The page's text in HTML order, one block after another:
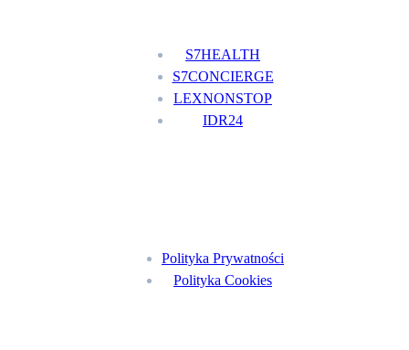
S7HEALTH
S7CONCIERGE
LEXNONSTOP
IDR24
Polityka Prywatności
Polityka Cookies